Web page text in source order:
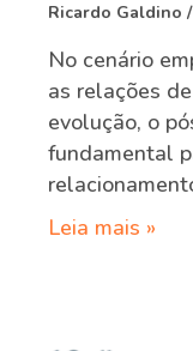
Ricardo Galdino
No cenário
as relações
evolução, o
fundamental
Leia mais »